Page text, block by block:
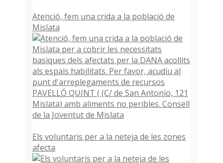
Atenció, fem una crida a la població de
Mislata
Els voluntaris per a la neteja de les zones
afecta